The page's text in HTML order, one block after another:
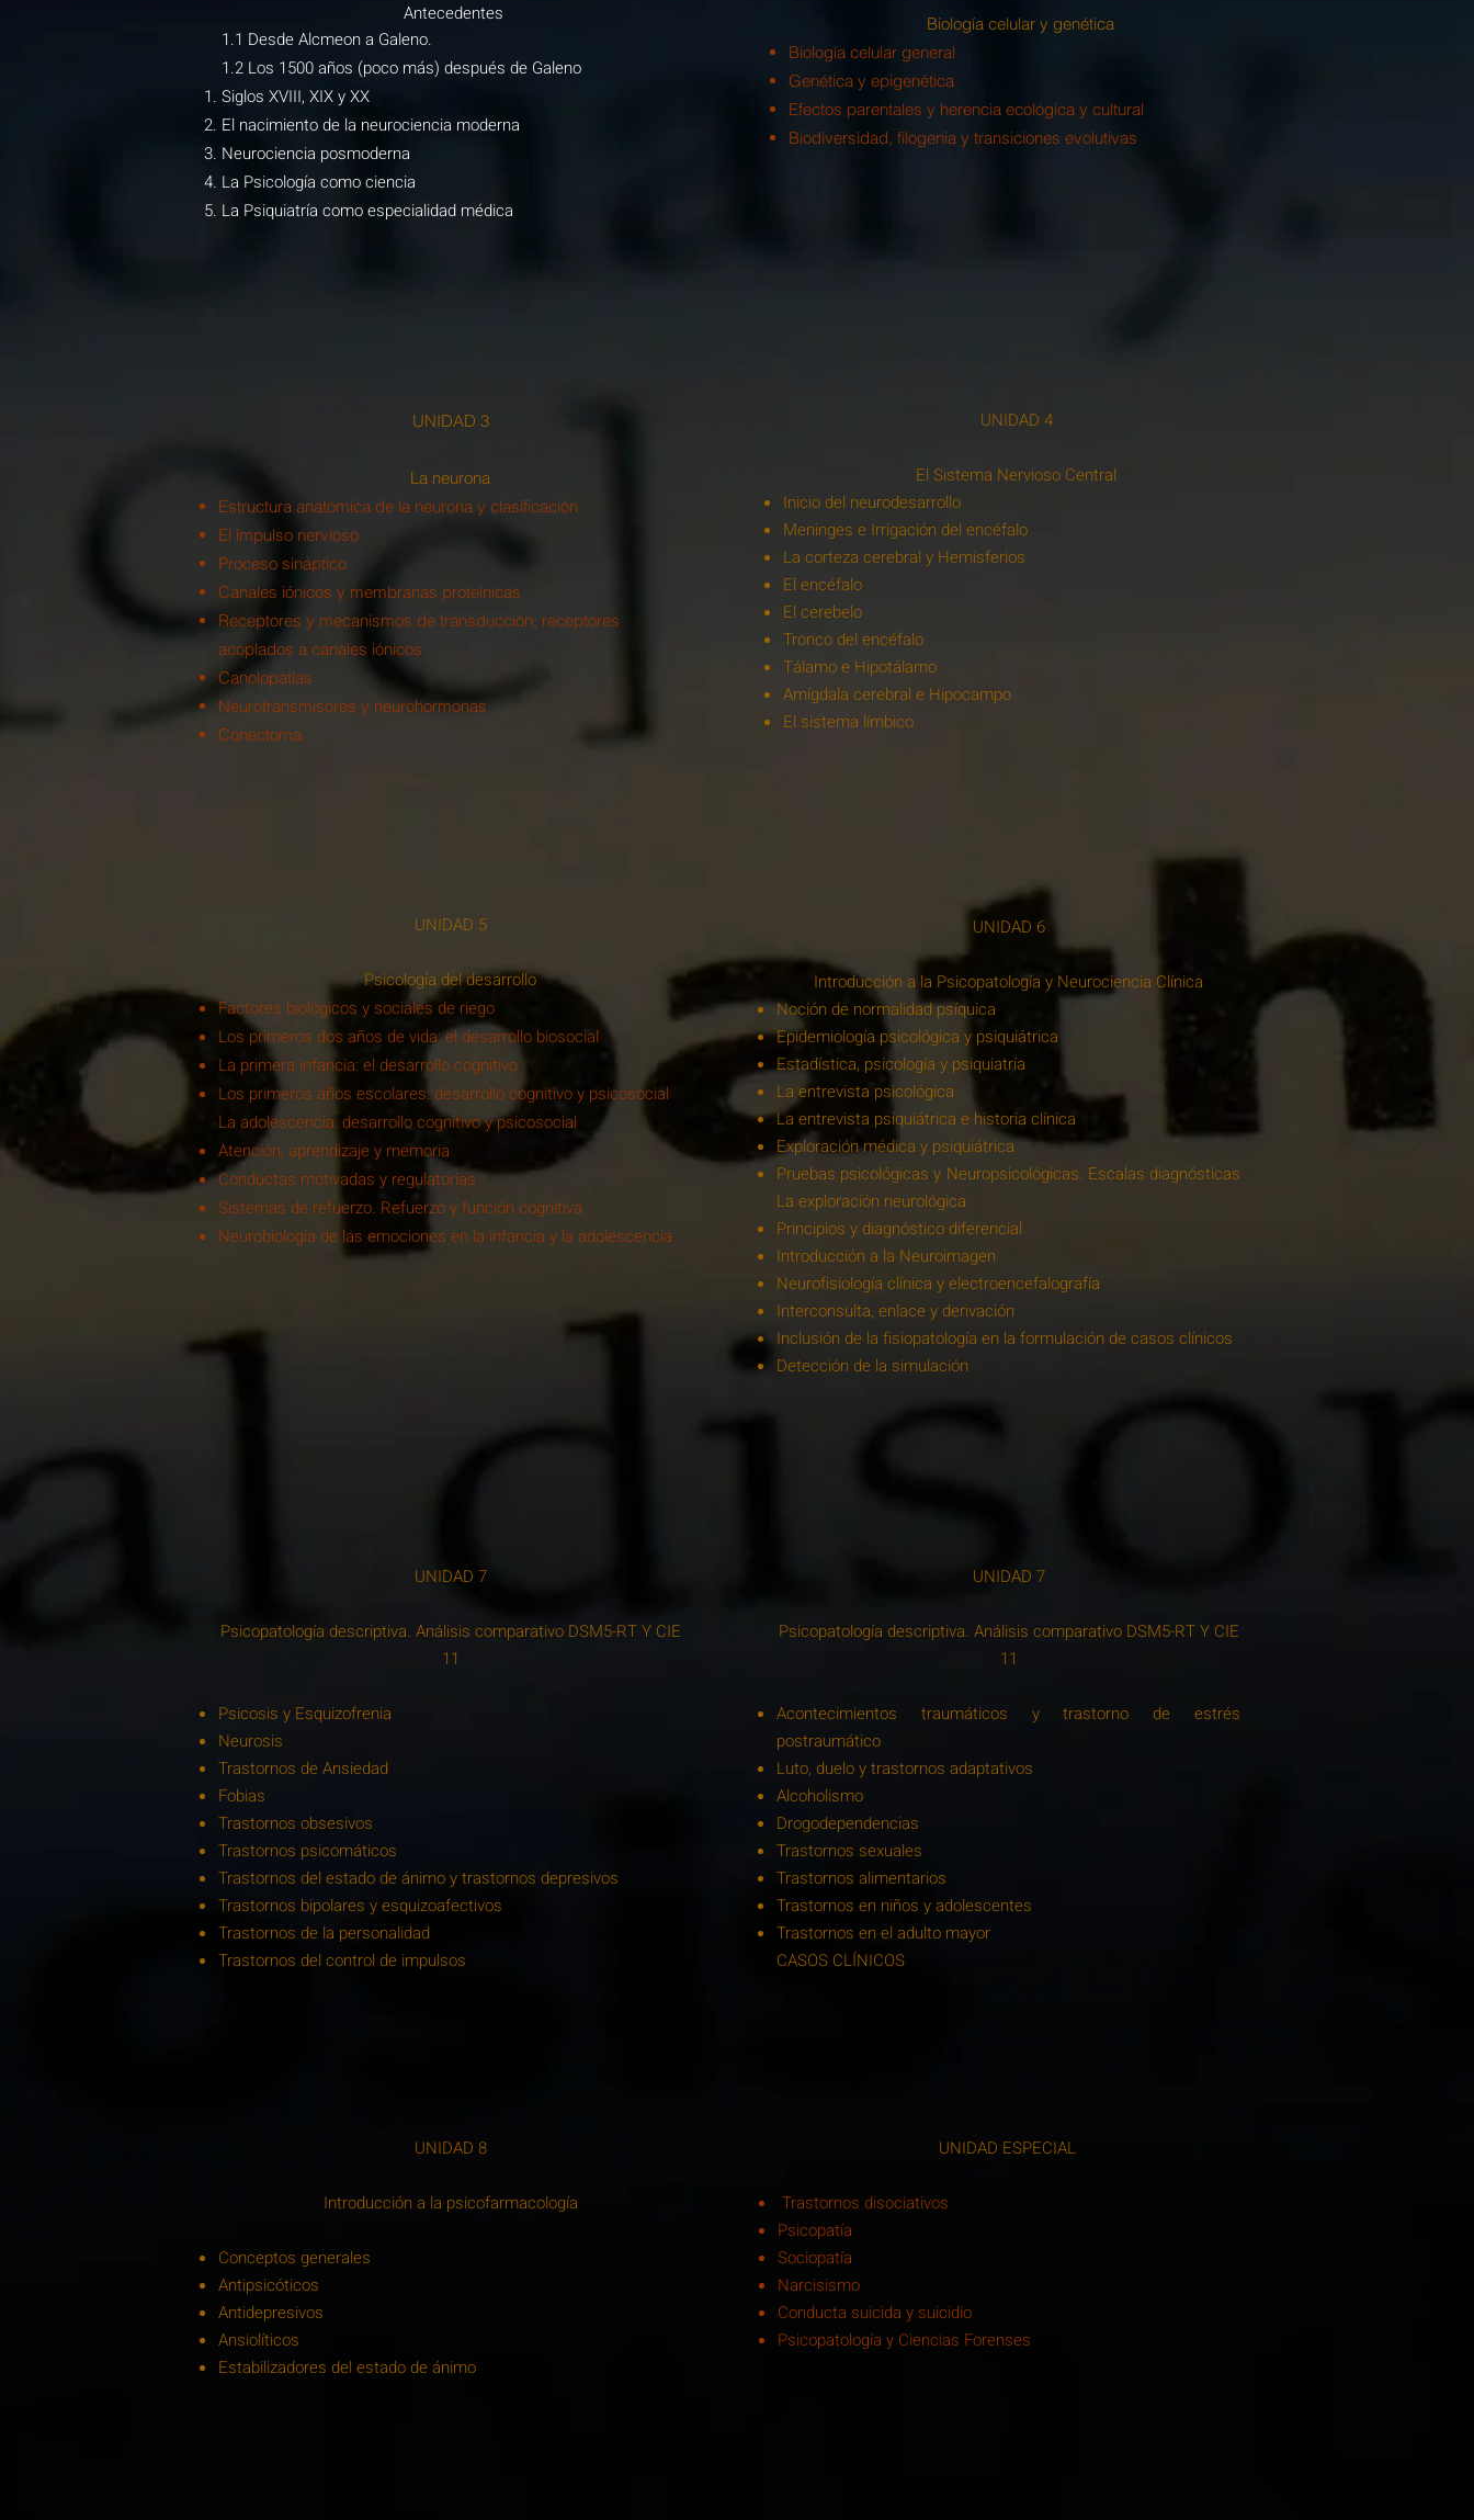
Antecedentes
1.1 Desde Alcmeon a Galeno.
1.2 Los 1500 años (poco más) después de Galeno
Siglos XVIII, XIX y XX
​El nacimiento de la neurociencia moderna
Neurociencia posmoderna
La Psicología como ciencia
La Psiquiatría como especialidad médica
Biología celular y genética
Biología celular general
Genética y epigenética
Efectos parentales y herencia ecológica y cultural
Biodiversidad, filogenia y transiciones evolutivas
UNIDAD 3
La neurona
Estructura anatómica de la neurona y clasificación
El impulso nervioso
Proceso sináptico
Canales iónicos y membranas proteínicas
Receptores y mecanismos de transducción; receptores
acoplados a canales iónicos
Canolopatías
Neurotransmisores y neurohormonas
Conectoma
UNIDAD 4
El Sistema Nervioso Central
Inicio del neurodesarrollo
Meninges e Irrigación del encéfalo
La corteza cerebral y Hemisferios
El encéfalo
El cerebelo
Tronco del encéfalo
Tálamo e Hipotálamo
Amígdala cerebral e Hipocampo
El sistema límbico
UNIDAD 5
Psicología del desarrollo
Factores biológicos y sociales de riego
Los primeros dos años de vida: el desarrollo biosocial
La primera infancia: el desarrollo cognitivo
Los primeros años escolares: desarrollo cognitivo y psicosocial
La adolescencia: desarrollo cognitivo y psicosocial
Atención, aprendizaje y memoria
Conductas motivadas y regulatorias
Sistemas de refuerzo. Refuerzo y función cognitiva
Neurobiología de las emociones en la infancia y la adolescencia
UNIDAD 7
Psicopatología descriptiva. Análisis comparativo DSM5-RT Y CIE
11
Psicosis y Esquizofrenia
Neurosis
Trastornos de Ansiedad
Fobias
Trastornos obsesivos
Trastornos psicomáticos
Trastornos del estado de ánimo y trastornos depresivos
Trastornos bipolares y esquizoafectivos
Trastornos de la personalidad
Trastornos del control de impulsos
UNIDAD 6
Introducción a la Psicopatología y Neurociencia Clínica
Noción de normalidad psíquica
Epidemiología psicológica y psiquiátrica
Estadística, psicología y psiquiatría
La entrevista psicológica
La entrevista psiquiátrica e historia clínica
Exploración médica y psiquiátrica
Pruebas psicológicas y Neuropsicológicas. Escalas diagnósticas
La exploración neurológica
Principios y diagnóstico diferencial
Introducción a la Neuroimagen
Neurofisiología clínica y electroencefalografía
Interconsulta, enlace y derivación
Inclusión de la fisiopatología en la formulación de casos clínicos
Detección de la simulación
UNIDAD 7
Psicopatología descriptiva. Análisis comparativo DSM5-RT Y CIE
11
Acontecimientos traumáticos y trastorno de estrés
postraumático
Luto, duelo y trastornos adaptativos
Alcoholismo
Drogodependencias
Trastornos sexuales
Trastornos alimentarios
Trastornos en niños y adolescentes
Trastornos en el adulto mayor
CASOS CLÍNICOS
UNIDAD 8
Introducción a la psicofarmacología
Conceptos generales
Antipsicóticos
Antidepresivos
Ansiolíticos
Estabilizadores del estado de ánimo
UNIDAD ESPECIAL
Trastornos disociativos
Psicopatía
Sociopatía
Narcisismo
Conducta suicida y suicidio
Psicopatología y Ciencias Forenses